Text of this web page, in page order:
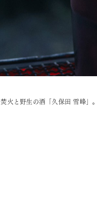
焚火と野生の酒「久保田 雪峰」。